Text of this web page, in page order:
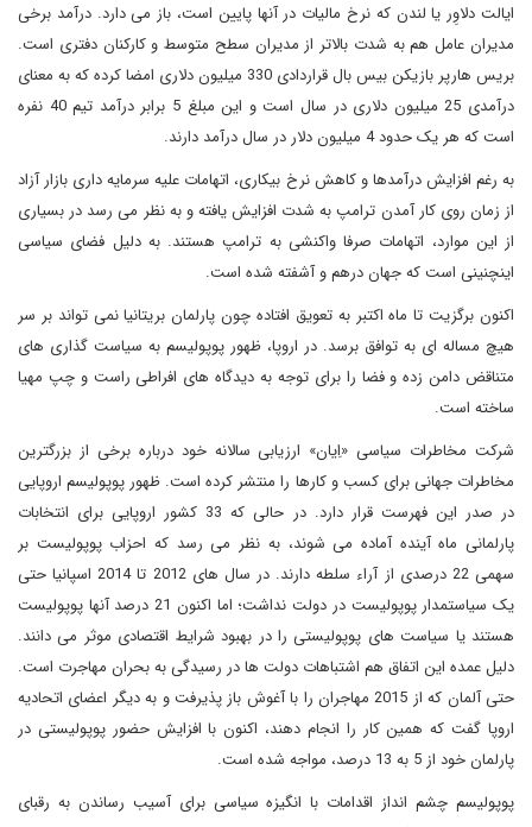
ایالت دلاوِر یا لندن که نرخ مالیات در آنها پایین است، باز می دارد. درآمد برخی
مدیران عامل هم به شدت بالاتر از مدیران سطح متوسط و کارکنان دفتری است.
بریس هارپر بازیکن بیس بال قراردادی 330 میلیون دلاری امضا کرده که به معنای
درآمدی 25 میلیون دلاری در سال است و این مبلغ 5 برابر درآمد تیم 40 نفره
است که هر یک حدود 4 میلیون دلار در سال درآمد دارند.
به رغم افزایش درآمدها و کاهش نرخ بیکاری، اتهامات علیه سرمایه داری بازار آزاد
از زمان روی کار آمدن ترامپ به شدت افزایش یافته و به نظر می رسد در بسیاری
از این موارد، اتهامات صرفا واکنشی به ترامپ هستند. به دلیل فضای سیاسی
اینچنینی است که جهان درهم و آشفته شده است.
اکنون برگزیت تا ماه اکتبر به تعویق افتاده چون پارلمان بریتانیا نمی تواند بر سر
هیچ مساله ای به توافق برسد. در اروپا، ظهور پوپولیسم به سیاست گذاری های
متناقض دامن زده و فضا را برای توجه به دیدگاه های افراطی راست و چپ مهیا
ساخته است.
شرکت مخاطرات سیاسی «اِیان» ارزیابی سالانه خود درباره برخی از بزرگترین
مخاطرات جهانی برای کسب و کارها را منتشر کرده است. ظهور پوپولیسم اروپایی
در صدر این فهرست قرار دارد. در حالی که 33 کشور اروپایی برای انتخابات
پارلمانی ماه آینده آماده می شوند، به نظر می رسد که احزاب پوپولیست بر
سهمی 22 درصدی از آراء سلطه دارند. در سال های 2012 تا 2014 اسپانیا حتی
یک سیاستمدار پوپولیست در دولت نداشت؛ اما اکنون 21 درصد آنها پوپولیست
هستند یا سیاست های پوپولیستی را در بهبود شرایط اقتصادی موثر می دانند.
دلیل عمده این اتفاق هم اشتباهات دولت ها در رسیدگی به بحران مهاجرت است.
حتی آلمان که از 2015 مهاجران را با آغوش باز پذیرفت و به دیگر اعضای اتحادیه
اروپا گفت که همین کار را انجام دهند، اکنون با افزایش حضور پوپولیستی در
پارلمان خود از 5 به 13 درصد، مواجه شده است.
پوپولیسم چشم انداز اقدامات با انگیزه سیاسی برای آسیب رساندن به رقبای